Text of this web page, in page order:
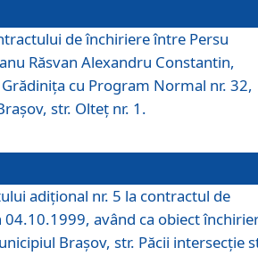
de închiriere între Persu
Răsvan Alexandru Constantin,
cu Program Normal nr. 32,
str. Olteț nr. 1.
adițional nr. 5 la contractul de
având ca obiect
Brașov, str. Păcii intersecție